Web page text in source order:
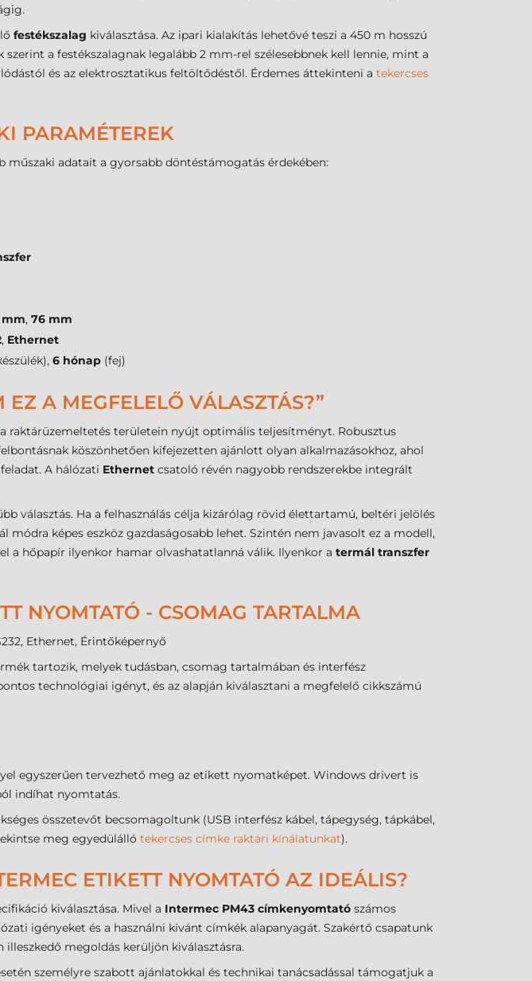
festékszalag kiválasztása. Az ipari kialakítás lehetővé teszi a 450 m hosszú
a festékszalagnak legalább 2 mm-rel szélesebbnek kell lennie, mint a
és az elektrosztatikus feltöltődéstől. Érdemes áttekinteni a tekercses
PARAMÉTEREK
műszaki adatait a gyorsabb döntéstámogatás érdekében:
, 76 mm
, Ethernet
6 hónap (fej)
A MEGFELELŐ VÁLASZTÁS?”
raktárüzemeltetés területein nyújt optimális teljesítményt. Robusztus
köszönhetően kifejezetten ajánlott olyan alkalmazásokhoz, ahol
A hálózati Ethernet csatoló révén nagyobb rendszerekbe integrált
választás. Ha a felhasználás célja kizárólag rövid élettartamú, beltéri jelölés
képes eszköz gazdaságosabb lehet. Szintén nem javasolt ez a modell,
a hőpapír ilyenkor hamar olvashatatlanná válik. Ilyenkor a termál transzfer
NYOMTATÓ - CSOMAG TARTALMA
Ethernet, Érintőképernyő
tartozik, melyek tudásban, csomag tartalmában és interfész
technológiai igényt, és az alapján kiválasztani a megfelelő cikkszámú
egyszerűen tervezhető meg az etikett nyomatképet. Windows drivert is
indíhat nyomtatás.
összetevőt becsomagoltunk (USB interfész kábel, tápegység, tápkábel,
meg egyedülálló tekercses címke raktári kínálatunkat).
ETIKETT NYOMTATÓ AZ IDEÁLIS?
kiválasztása. Mivel a Intermec PM43 címkenyomtató számos
igényeket és a használni kívánt címkék alapanyagát. Szakértő csapatunk
megoldás kerüljön kiválasztásra.
személyre szabott ajánlatokkal és technikai tanácsadással támogatjuk a